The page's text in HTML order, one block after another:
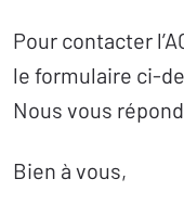
Pour contacter
le formulaire ci-
Nous vous
Bien à vous,